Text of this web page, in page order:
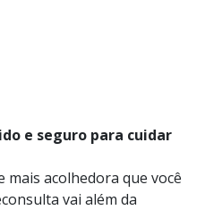
e seguro para cuidar
acolhedora que você
vai além da